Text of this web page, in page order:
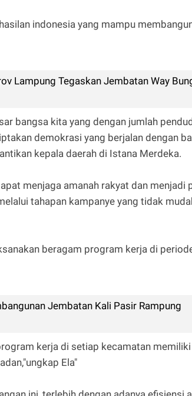
indonesia yang mampu
Lampung Tegaskan Jembatan Way
bangsa kita yang dengan jumlah
demokrasi yang berjalan dengan
kepala daerah di Istana Merdeka.
menjaga amanah rakyat dan menjadi
tahapan kampanye yang tidak
beragam program kerja di
Jembatan Kali Pasir Rampung
kerja di setiap kecamatan
Ela"